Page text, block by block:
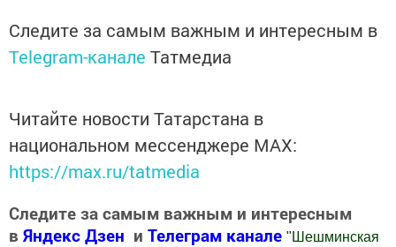
Следите за самым важным и интересным в
Telegram-канале Татмедиа
Читайте новости Татарстана в
национальном мессенджере MАХ:
https://max.ru/tatmedia
Следите за самым важным и интересным
в Яндекс Дзен и Телеграм канале " Шешминская